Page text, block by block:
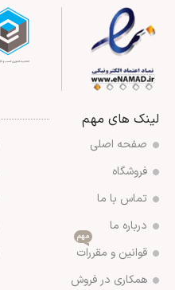
لینک های مهم
صفحه اصلی
فروشگاه
تماس با ما
درباره ما
قوانین و مقررات
مهم
همکاری در فروش